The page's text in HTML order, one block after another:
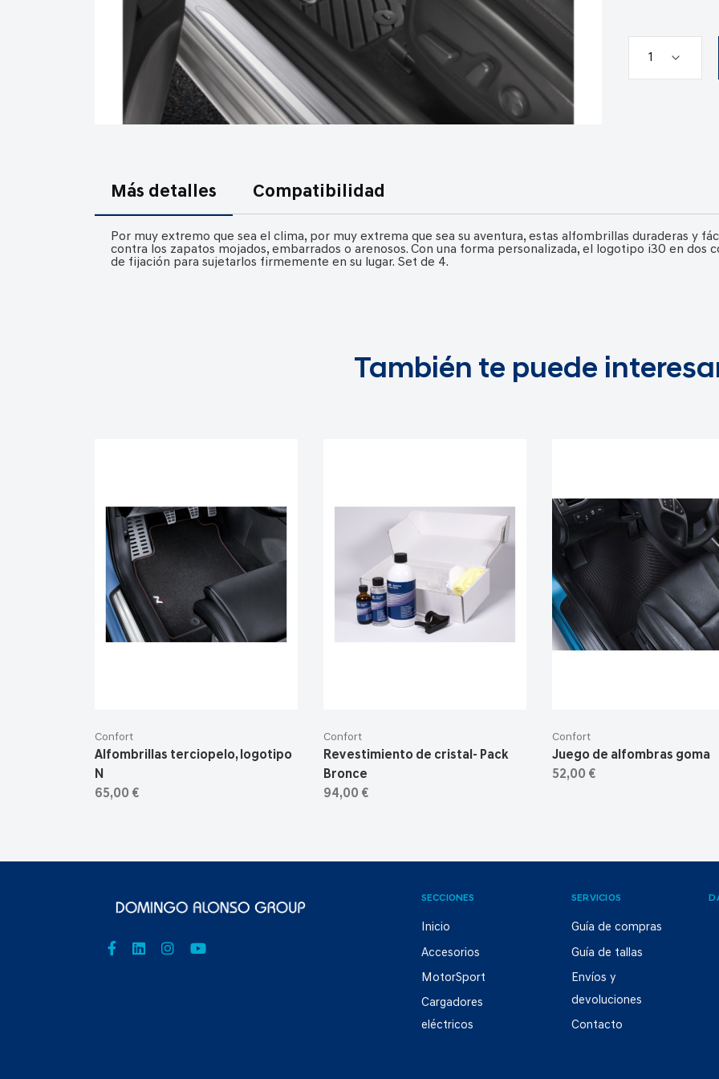
comienzo
galería
Más detalles Compatibilidad
Por muy extremo que sea el clima, por muy extrema que sea su aventura, estas alfombrillas duraderas y
contra los zapatos mojados, embarrados o arenosos. Con una forma personalizada, el logotipo i30 en dos
de fijación para sujetarlos firmemente en su lugar. Set de 4.
También te puede
Confort
Alfombrillas terciopelo, logotipo
N
65,00 €
Confort
Revestimiento de cristal- Pack
Bronce
94,00 €
Confort
Juego de alfombras goma
52,00 €
SECCIONES
Inicio
Accesorios
MotorSport
Cargadores
eléctricos
SERVICIOS
Guía de compras
Guía de tallas
Envíos y
devoluciones
Contacto